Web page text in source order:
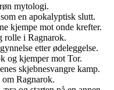
mytologi.
en apokalyptisk slutt.
kjempe mot onde krefter.
rolle i Ragnarok.
etter ødeleggelse.
og kjemper mot Tor.
skjebnesvangre kamp.
Ragnarok.